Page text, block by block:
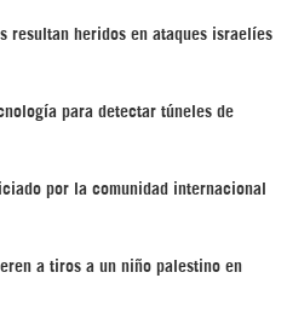
resultan heridos en ataques israelíes
para detectar túneles de
por la comunidad internacional
a tiros a un niño palestino en